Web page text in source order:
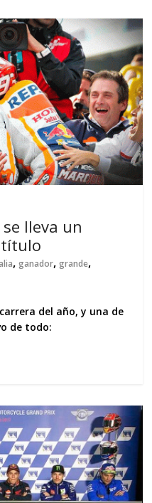
lleva un
,ganador,grande,
del año, y una de
de todo: